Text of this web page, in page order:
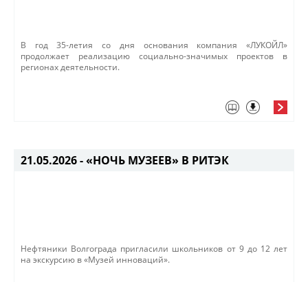
​В год 35-летия со дня основания компания «ЛУКОЙЛ»
продолжает реализацию социально-значимых проектов в
регионах деятельности​.
21.05.2026 -«НОЧЬ МУЗЕЕВ» В РИТЭК
​​​​Нефтяники Волгограда пригласили школьников от 9 до 12 лет
на экскурсию в «​Музей инноваций»​.​